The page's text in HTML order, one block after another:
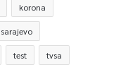
korona
sarajevo
test tvsa